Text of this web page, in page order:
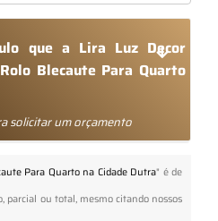
que a Lira Luz Decor
Blecaute Para Quarto
solicitar um orçamento
Para Quarto na Cidade Dutra" é de
parcial ou total, mesmo citando nossos